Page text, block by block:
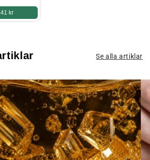
kr
Se alla artiklar